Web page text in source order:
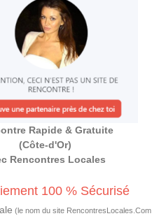
Rapide & Gratuite
(Côte-d'Or)
Rencontres Locales
100 % Sécurisé
(le nom du site RencontresLocales.Com